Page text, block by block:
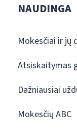
NAUDINGA
Mokesčiai ir jų
Atsiskaitymas
Dažniausiai
Mokesčių ABC